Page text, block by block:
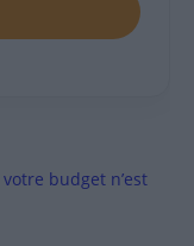
budget n’est